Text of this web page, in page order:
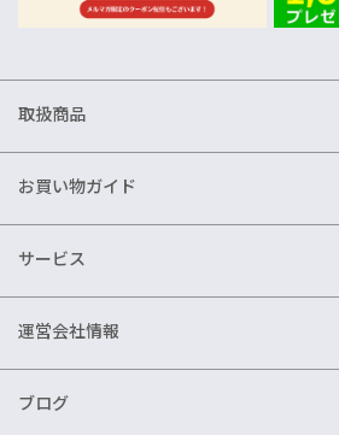
取扱商品
お買い物ガイド
サービス
運営会社情報
ブログ